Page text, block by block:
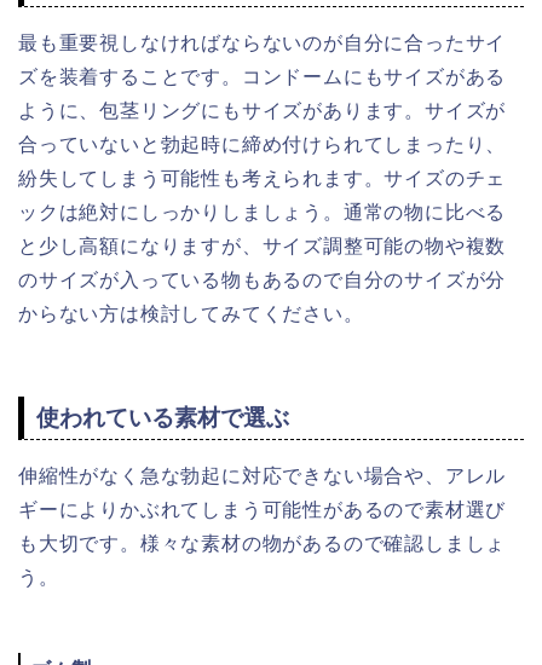
最も重要視しなければならないのが自分に合ったサイ
ズを装着することです。コンドームにもサイズがある
ように、包茎リングにもサイズがあります。サイズが
合っていないと勃起時に締め付けられてしまったり、
紛失してしまう可能性も考えられます。サイズのチェ
ックは絶対にしっかりしましょう。通常の物に比べる
と少し高額になりますが、サイズ調整可能の物や複数
のサイズが入っている物もあるので自分のサイズが分
からない方は検討してみてください。
使われている素材で選ぶ
伸縮性がなく急な勃起に対応できない場合や、アレル
ギーによりかぶれてしまう可能性があるので素材選び
も大切です。様々な素材の物があるので確認しましょ
う。